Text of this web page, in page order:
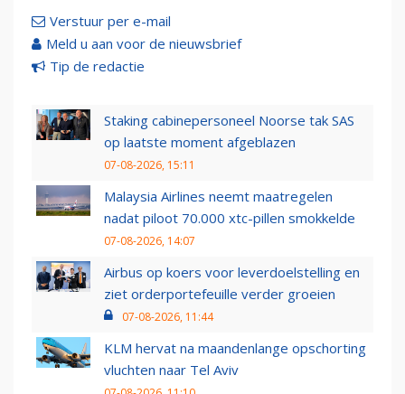
Verstuur per e-mail
Meld u aan voor de nieuwsbrief
Tip de redactie
Staking cabinepersoneel Noorse tak SAS
op laatste moment afgeblazen
07-08-2026, 15:11
Malaysia Airlines neemt maatregelen
nadat piloot 70.000 xtc-pillen smokkelde
07-08-2026, 14:07
Airbus op koers voor leverdoelstelling en
ziet orderportefeuille verder groeien
07-08-2026, 11:44
KLM hervat na maandenlange opschorting
vluchten naar Tel Aviv